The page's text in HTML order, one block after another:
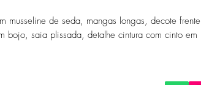
musseline de seda, mangas longas, decote
bojo, saia plissada, detalhe cintura com cinto em